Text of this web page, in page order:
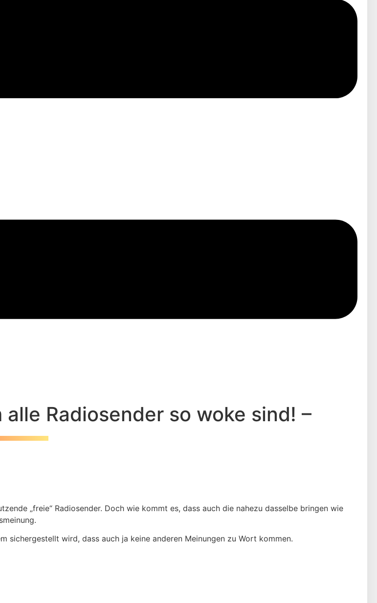
Radiosender so woke sind! –
„freie“ Radiosender. Doch wie kommt es, dass auch die nahezu dasselbe bringen wie
sichergestellt wird, dass auch ja keine anderen Meinungen zu Wort kommen.